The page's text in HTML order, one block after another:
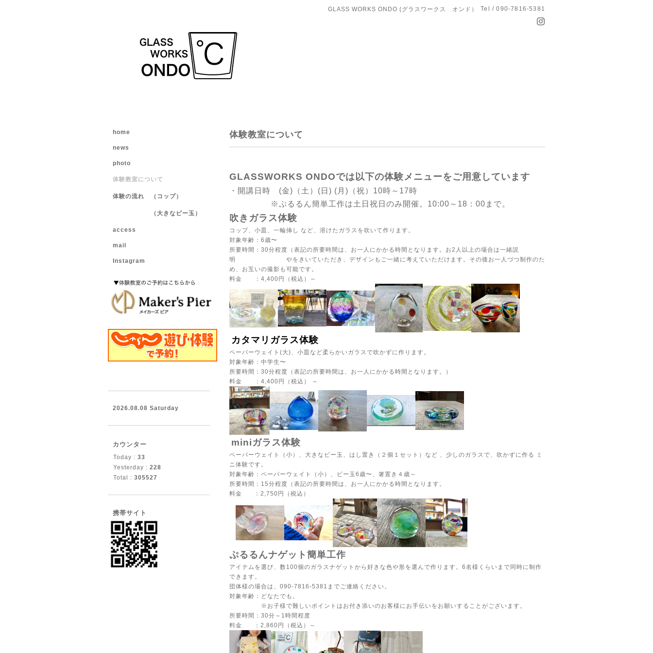
GLASS WORKS ONDO (グラスワークス オンド） Tel / 090-7816-5381
体験教室について
GLASSWORKS ONDOでは以下の体験メニューをご用意しています
・開講日時 (金)（土）(日) (月)（祝）10時～17時
※ぷるるん簡単工作は土日祝日のみ開催。10:00～18：00まで。
吹きガラス体験
コップ、小皿、一輪挿し など、溶けたガラスを吹いて作ります。
対象年齢：6歳〜
所要時間：30分程度（表記の所要時間は、お一人にかかる時間となります。お2人以上の場合は一緒説
明 やをきいていただき、デザインもご一緒に考えていただけます。その後お一人づつ制作のた
め、お互いの撮影も可能です。
料金 ：4,400円（税込）～
カタマリガラス体験
ペーパーウェイト(大)、小皿など柔らかいガラスで吹かずに作ります。
対象年齢：中学生〜
所要時間：30分程度（表記の所要時間は、お一人にかかる時間となります。）
料金 ：4,400円（税込） ～
miniガラス体験
ペーパーウェイト（小）、大きなビー玉、はし置き（２個１セット）など 、少しのガラスで、吹かずに作る ミ
ニ体験です。
対象年齢：ペーパーウェイト（小）、ビー玉6歳〜、箸置き４歳～
所要時間：15分程度（表記の所要時間は、お一人にかかる時間となります。
料金 ：2,750円（税込）
ぷるるんナゲット簡単工作
アイテムを選び、数100個のガラスナゲットから好きな色や形を選んで作ります。6名様くらいまで同時に制作
できます。
団体様の場合は、090-7816-5381までご連絡ください。
対象年齢：どなたでも。
※お子様で難しいポイントはお付き添いのお客様にお手伝いをお願いすることがございます。
所要時間：30分～1時間程度
料金 ：2,860円（税込）～
home
news
photo
体験教室について
体験の流れ （コップ）
（大きなビー玉）
access
mail
Instagram
2026.08.08 Saturday
カウンター
Today : 33
Yesterday : 228
Total : 305527
携帯サイト